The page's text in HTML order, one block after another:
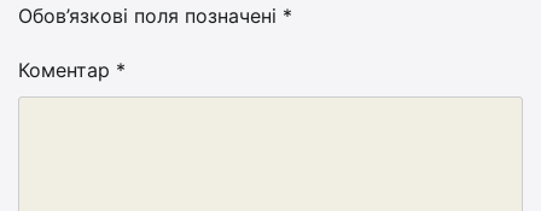
Обов’язкові поля позначені *
Коментар *